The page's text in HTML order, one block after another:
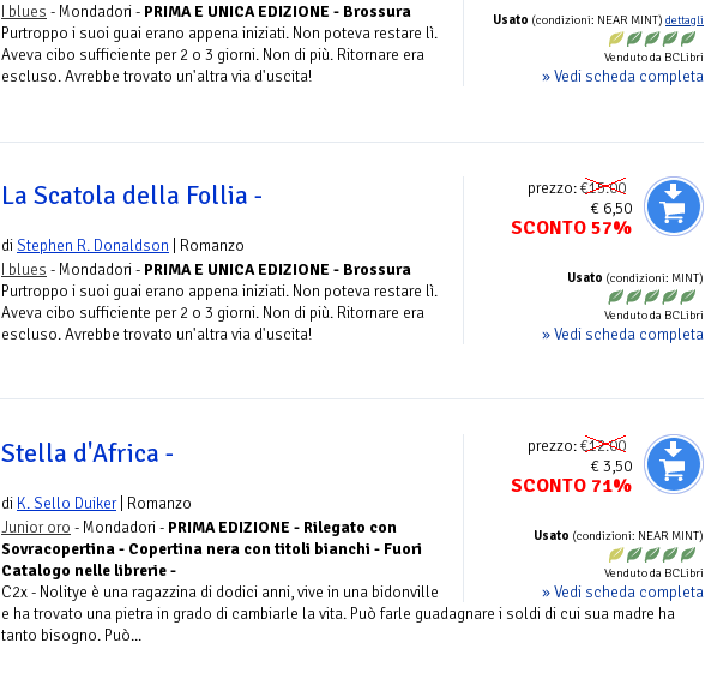
Usato (condizioni: NEAR MINT) dettagli
Venduto da BCLibri
» Vedi scheda completa
I blues - Mondadori - PRIMA E UNICA EDIZIONE - Brossura
Purtroppo i suoi guai erano appena iniziati. Non poteva restare lì.
Aveva cibo sufficiente per 2 o 3 giorni. Non di più. Ritornare era
escluso. Avrebbe trovato un'altra via d'uscita!
prezzo:€15.00
€ 6,50
SCONTO 57%
Usato (condizioni: MINT)
Venduto da BCLibri
» Vedi scheda completa
La Scatola della Follia -
diStephen R. Donaldson | Romanzo
I blues - Mondadori - PRIMA E UNICA EDIZIONE - Brossura
Purtroppo i suoi guai erano appena iniziati. Non poteva restare lì.
Aveva cibo sufficiente per 2 o 3 giorni. Non di più. Ritornare era
escluso. Avrebbe trovato un'altra via d'uscita!
prezzo:€12.00
€ 3,50
SCONTO 71%
Usato (condizioni: NEAR MINT)
Venduto da BCLibri
» Vedi scheda completa
Stella d'Africa -
di K. Sello Duiker| Romanzo
Junior oro - Mondadori - PRIMA EDIZIONE - Rilegato con
Sovracopertina - Copertina nera con titoli bianchi - Fuori
Catalogo nelle librerie -
C2x - Nolitye è una ragazzina di dodici anni, vive in una bidonville
e ha trovato una pietra in grado di cambiarle la vita. Può farle guadagnare i soldi di cui sua madre ha
tanto bisogno. Può...